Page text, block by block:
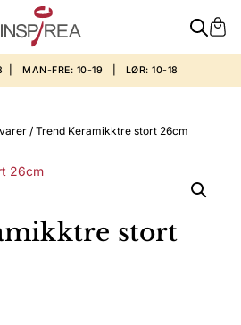
| MAN-FRE: 10-19 | LØR: 10-18
/ Trend Keramikktre stort 26cm
stort